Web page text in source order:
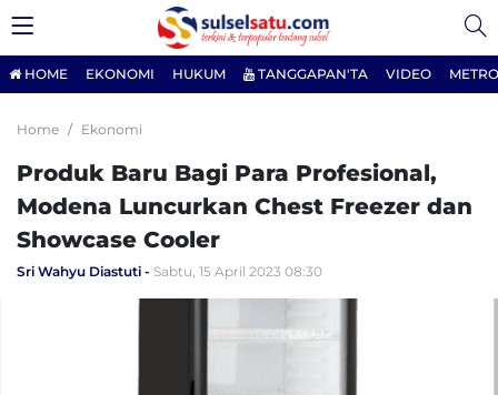
HOME EKONOMI HUKUM TANGGAPAN'TA VIDEO
Home Ekonomi
Produk Baru Bagi Para Profesional,
Modena Luncurkan Chest Freezer dan
Showcase Cooler
Sri Wahyu Diastuti Sabtu, 15 April 2023 08:30